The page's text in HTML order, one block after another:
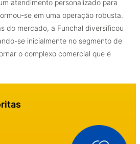
atendimento personalizado para
se em uma operação robusta.
do mercado, a Funchal diversificou
se inicialmente no segmento de
o complexo comercial que é